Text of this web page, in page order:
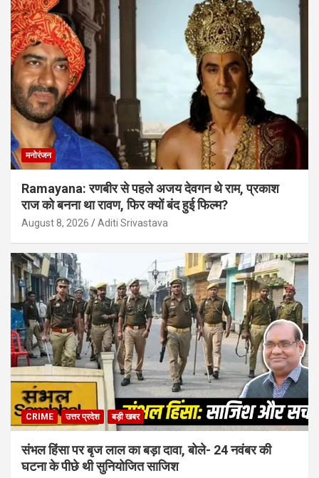
मनोरंजन
Ramayana: रणबीर से पहले अजय देवगन थे राम, प्रकाश
राज को बनना था रावण, फिर क्यों बंद हुई फिल्म?
August 8, 2026 Aditi Srivastava
CRIME उत्तर प्रदेश बड़ी खबर
संभल हिंसा पर बृज लाल का बड़ा दावा, बोले- 24 नवंबर की
घटना के पीछे थी सुनियोजित साजिश